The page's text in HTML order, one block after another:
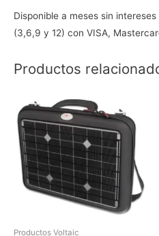
Disponible a meses sin
(3,6,9 y 12) con VISA,
Productos
Productos Voltaic